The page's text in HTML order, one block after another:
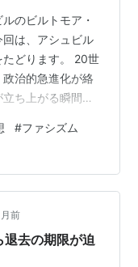
のビルトモア・
は、アシュビル
たどります。 20世
治的急進化が絡
ち上がる瞬間が
William Dudley
宗教的環境：霊
・ペリーは1890
。父親は南部メ
…
#ファシズム
前
退去の期限が迫